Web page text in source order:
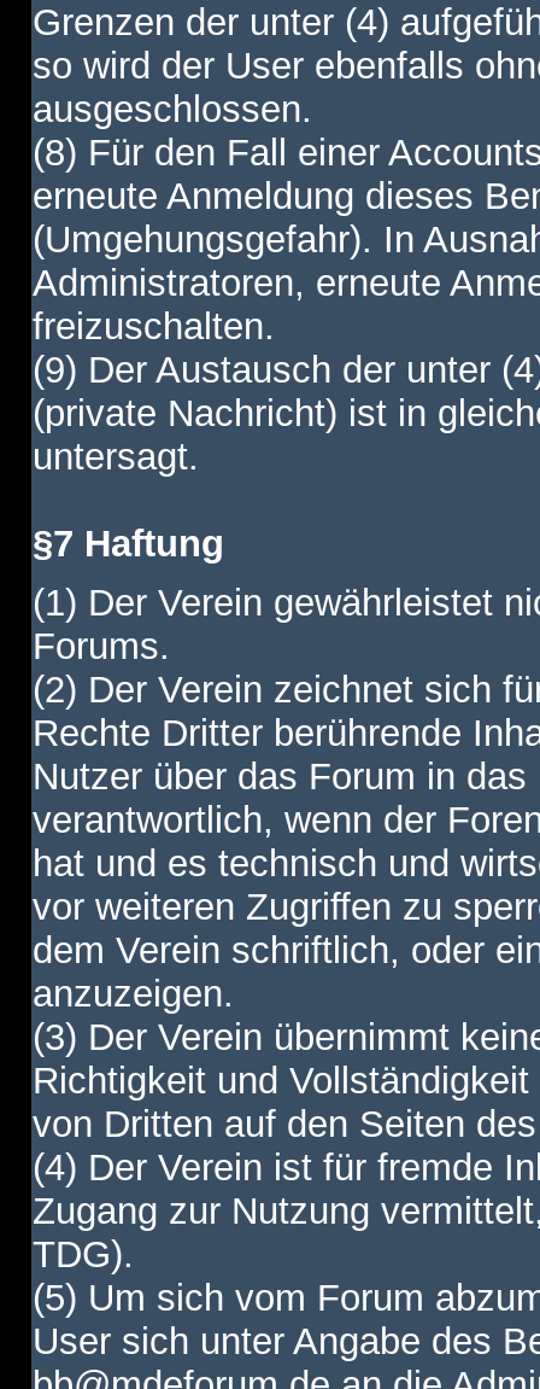
Grenzen der unter (4)
so wird der User ebenfalls
ausgeschlossen.
(8) Für den Fall einer
erneute Anmeldung dieses
(Umgehungsgefahr). In
Administratoren, erneute
freizuschalten.
(9) Der Austausch der unter
(private Nachricht) ist in
untersagt.
§7 Haftung
(1) Der Verein gewährleistet
Forums.
(2) Der Verein zeichnet sich
Rechte Dritter berührende
Nutzer über das Forum in
verantwortlich, wenn der
hat und es technisch und
vor weiteren Zugriffen zu
dem Verein schriftlich, oder
anzuzeigen.
(3) Der Verein übernimmt
Richtigkeit und
von Dritten auf den Seiten
(4) Der Verein ist für fremde
Zugang zur Nutzung
TDG).
(5) Um sich vom Forum
User sich unter Angabe des